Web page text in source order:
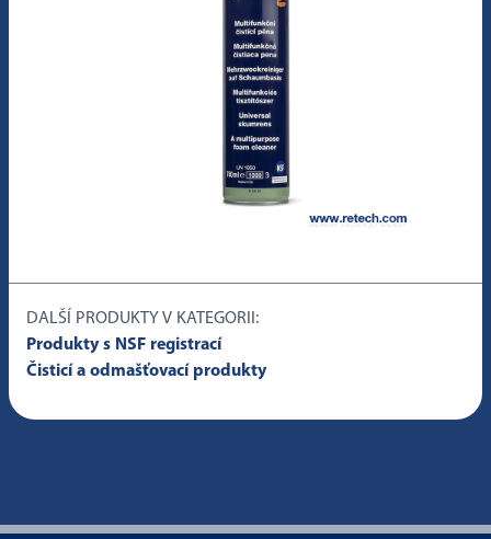
DALŠÍ PRODUKTY V KATEGORII:
Produkty s NSF registrací
Čisticí a odmašťovací produkty